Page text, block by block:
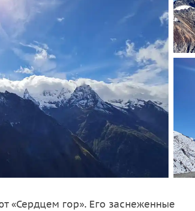
«Сердцем гор». Его заснеженные